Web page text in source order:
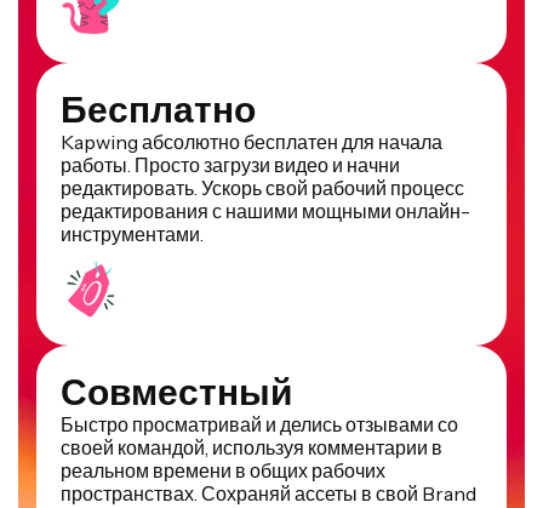
Бесплатно
Kapwing абсолютно бесплатен для начала
работы. Просто загрузи видео и начни
редактировать. Ускорь свой рабочий процесс
редактирования с нашими мощными онлайн-
инструментами.
Совместный
Быстро просматривай и делись отзывами со
своей командой, используя комментарии в
реальном времени в общих рабочих
пространствах. Сохраняй ассеты в свой Brand
Kit для удобного доступа.